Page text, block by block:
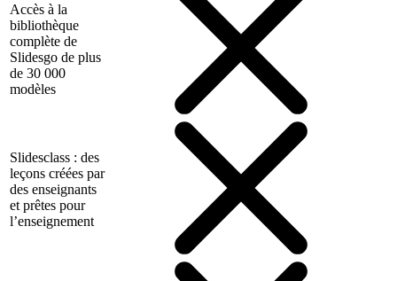
Accès à la
bibliothèque
complète de
Slidesgo de plus
de 30 000
modèles
Slidesclass : des
leçons créées par
des enseignants
et prêtes pour
l’enseignement